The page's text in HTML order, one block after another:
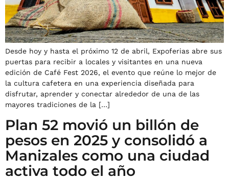
Desde hoy y hasta el próximo 12 de abril, Expoferias abre sus
puertas para recibir a locales y visitantes en una nueva
edición de Café Fest 2026, el evento que reúne lo mejor de
la cultura cafetera en una experiencia diseñada para
disfrutar, aprender y conectar alrededor de una de las
mayores tradiciones de la […]
Plan 52 movió un billón de
pesos en 2025 y consolidó a
Manizales como una ciudad
activa todo el año